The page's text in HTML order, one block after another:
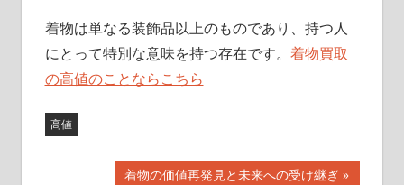
着物は単なる装飾品以上のものであり、持つ人
にとって特別な意味を持つ存在です。 着物買取
の高値のことならこちら
高値
次
着物の価値再発見と未来への受け継ぎ